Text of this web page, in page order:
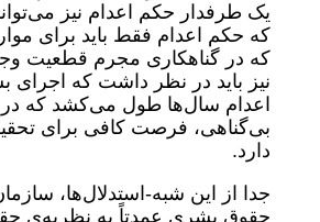
یک طرفدار حکم اعدام نیز
که حکم اعدام فقط باید برای
که در گناهکاری مجرم قطعیت
نیز باید در نظر داشت که اجرای
اعدام سال‌ها طول می‌کشد که
بی‌گناهی، فرصت کافی برای
دارد.
جدا از این شبه-استدلال‌ها،
حقوق بشری عمدتاً به نظریه‌ی